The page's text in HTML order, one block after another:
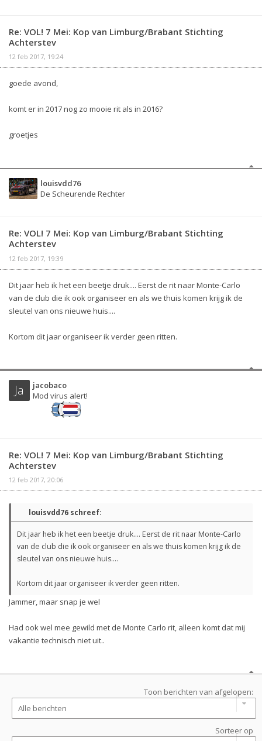
Re: VOL! 7 Mei: Kop van Limburg/Brabant Stichting
Achterstev
12 feb 2017, 19:24
goede avond,
komt er in 2017 nog zo mooie rit als in 2016?
groetjes
louisvdd76
De Scheurende Rechter
Re: VOL! 7 Mei: Kop van Limburg/Brabant Stichting
Achterstev
12 feb 2017, 19:39
Dit jaar heb ik het een beetje druk.... Eerst de rit naar Monte-Carlo
van de club die ik ook organiseer en als we thuis komen krijg ik de
sleutel van ons nieuwe huis....
Kortom dit jaar organiseer ik verder geen ritten.
Ja
jacobaco
Mod virus alert!
Re: VOL! 7 Mei: Kop van Limburg/Brabant Stichting
Achterstev
12 feb 2017, 20:06
louisvdd76 schreef:
Dit jaar heb ik het een beetje druk.... Eerst de rit naar Monte-Carlo
van de club die ik ook organiseer en als we thuis komen krijg ik de
sleutel van ons nieuwe huis....
Kortom dit jaar organiseer ik verder geen ritten.
Jammer, maar snap je wel
Had ook wel mee gewild met de Monte Carlo rit, alleen komt dat mij
vakantie technisch niet uit..
Toon berichten van afgelopen:
Sorteer op